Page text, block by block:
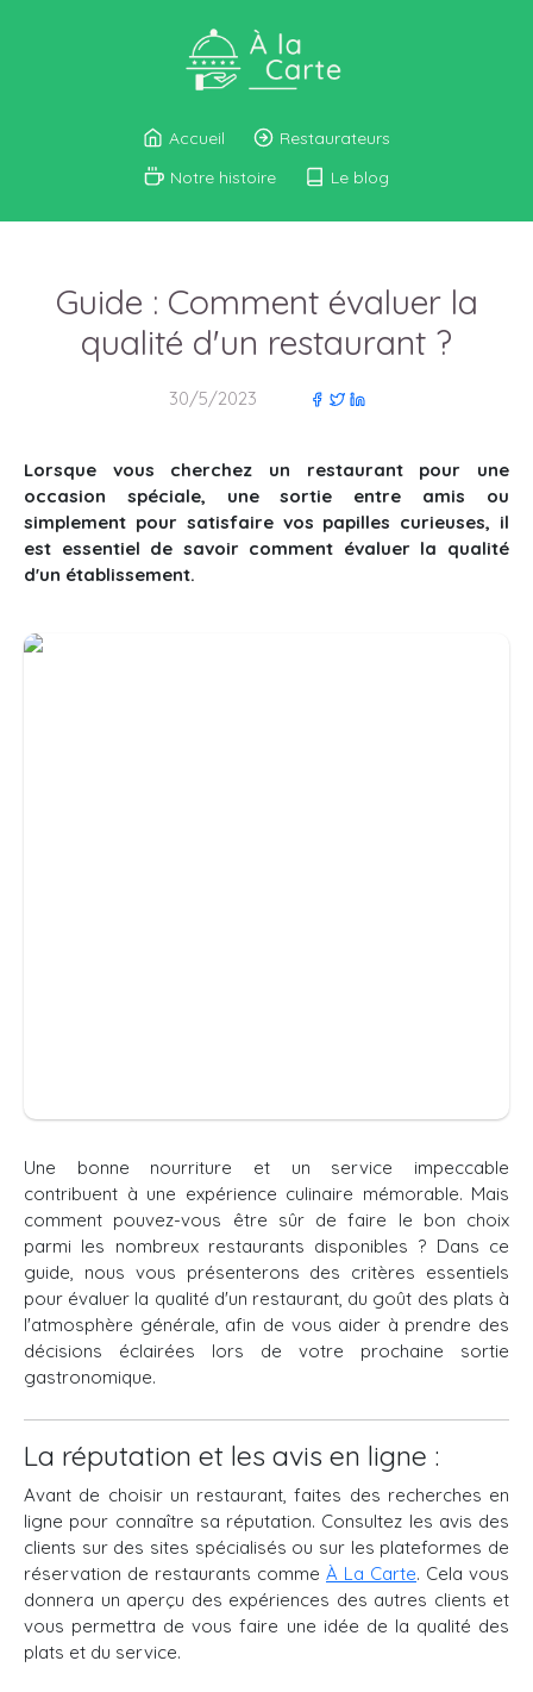
Accueil
Restaurateurs
Notre histoire
Le blog
Guide : Comment évaluer la
qualité d'un restaurant ?
30/5/2023
Lorsque vous cherchez un restaurant pour une
occasion spéciale, une sortie entre amis ou
simplement pour satisfaire vos papilles curieuses, il
est essentiel de savoir comment évaluer la qualité
d'un établissement.
Une bonne nourriture et un service impeccable
contribuent à une expérience culinaire mémorable. Mais
comment pouvez-vous être sûr de faire le bon choix
parmi les nombreux restaurants disponibles ? Dans ce
guide, nous vous présenterons des critères essentiels
pour évaluer la qualité d'un restaurant, du goût des plats à
l'atmosphère générale, afin de vous aider à prendre des
décisions éclairées lors de votre prochaine sortie
gastronomique.
La réputation et les avis en ligne :
Avant de choisir un restaurant, faites des recherches en
ligne pour connaître sa réputation. Consultez les avis des
clients sur des sites spécialisés ou sur les plateformes de
réservation de restaurants comme À La Carte. Cela vous
donnera un aperçu des expériences des autres clients et
vous permettra de vous faire une idée de la qualité des
plats et du service.